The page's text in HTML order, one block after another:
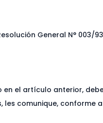
General N°
en el artículo anterior,
les comunique,